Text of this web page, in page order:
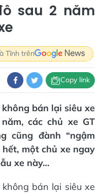
sau 2 năm
Tĩnh trên
Copy link
bán lại siêu xe
các chủ xe GT
cũng đành “ngậm
một chủ xe ngay
xe này…
bán lại siêu xe